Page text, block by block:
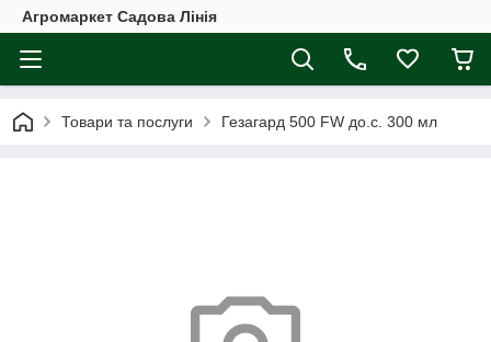
Агромаркет Садова Лінія
Товари та послуги Гезагард 500 FW до.с. 300 мл